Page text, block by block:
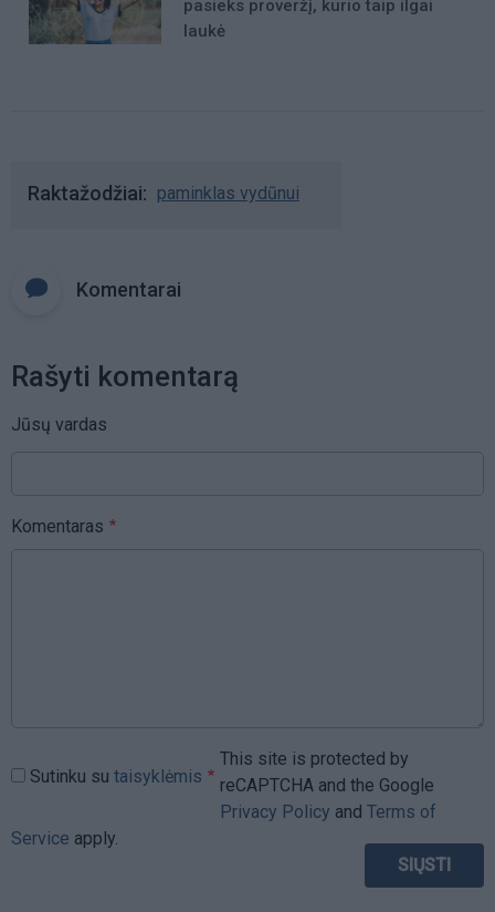
pasieks proveržį, kurio taip ilgai
laukė
Raktažodžiai paminklas vydūnui
Komentarai
Rašyti komentarą
Jūsų vardas
Komentaras
Sutinku su taisyklėmis
This site is protected by
reCAPTCHA and the Google
Privacy Policy and Terms of
Service apply.